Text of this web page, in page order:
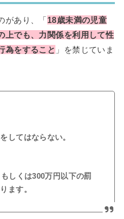
があり、「18歳未満の児童
上でも、力関係を利用して性
為をすること 」を禁じていま
してはならない。
しくは300万円以下の罰
ます。